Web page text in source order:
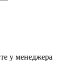
у менеджера